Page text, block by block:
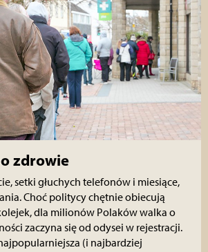
zdrowie
setki głuchych telefonów i miesiące,
Choć politycy chętnie obiecują
dla milionów Polaków walka o
zaczyna się od odysei w rejestracji.
(i najbardziej